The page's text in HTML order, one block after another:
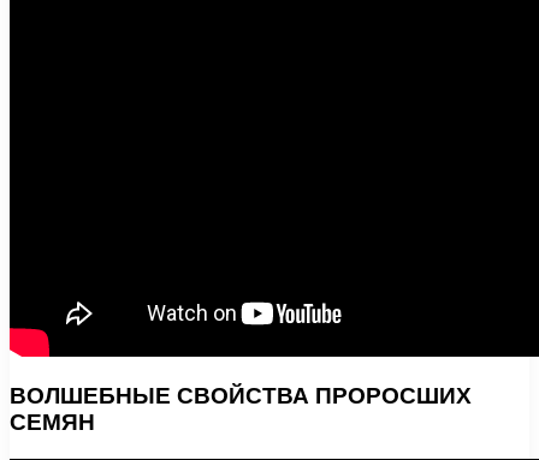
ВОЛШЕБНЫЕ СВОЙСТВА ПРОРОСШИХ
СЕМЯН